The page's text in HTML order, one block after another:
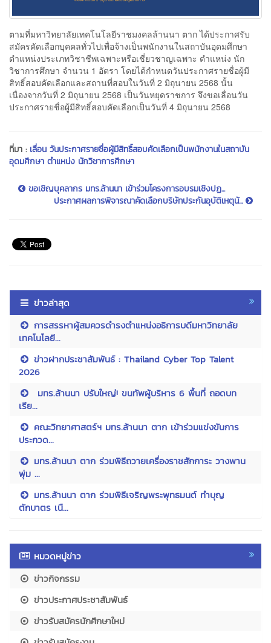
ตามที่มหาวิทยาลัยเทคโนโลยีราชมงคลล้านนา ตาก ได้ประกาศรับ
สมัครคัดเลือกบุคคลทั่วไปเพื่อจ้างเป็นพนักงานในสถาบันอุดมศึกษา
ตำแหน่งประเภทวิชาชีพเฉพาะหรือเชี่ยวชาญเฉพาะ ตำแหน่ง นัก
วิชาการศึกษา จำนวน 1 อัตรา โดยได้กำหนดวันประกาศรายชื่อผู้มี
สิทธิ์สอบคัดเลือกและสถานที่สอบในวันที่ 2 มิถุนายน 2568 นั้น
เนื่องจากวันที่ 2 มิถุนายน 2568 เป็นวันหยุดราชการ จึงขอเลื่อนวัน
ประกาศรายชื่อผู้มีสิทธิ์สอบคัดเลือกเป็นวันที่ 4 มิถุนายน 2568
ที่มา : เลื่อน วันประกาศรายชื่อผู้มีสิทธิ์สอบคัดเลือกเป็นพนักงานในสถาบัน
อุดมศึกษา ตำแหน่ง นักวิชาการศึกษา
ขอเชิญบุคลากร มทร.ล้านนา เข้าร่วมโครงการอบรมเชิงปฏ...
ประกาศผลการพิจารณาคัดเลือกบริษัทประกันอุบัติเหตุนั...
ข่าวล่าสุด
การสรรหาผู้สมควรดำรงตำแหน่งอธิการบดีมหาวิทยาลัย
เทคโนโลยี...
ข่าวฝากประชาสัมพันธ์ : Thailand Cyber Top Talent
2026
มทร.ล้านนา ปรับใหญ่! ขนทัพผู้บริหาร 6 พื้นที่ ถอดบท
เรีย...
คณะวิทยาศาสตร์ฯ มทร.ล้านนา ตาก เข้าร่วมแข่งขันการ
ประกวด...
มทร.ล้านนา ตาก ร่วมพิธีถวายเครื่องราชสักการะ วางพาน
พุ่ม ...
มทร.ล้านนา ตาก ร่วมพิธีเจริญพระพุทธมนต์ ทำบุญ
ตักบาตร เนื...
หมวดหมู่ข่าว
ข่าวกิจกรรม
ข่าวประกาศประชาสัมพันธ์
ข่าวรับสมัครนักศึกษาใหม่